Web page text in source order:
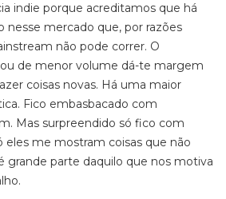
indie porque acreditamos que há
nesse mercado que, por razões
não pode correr. O
de menor volume dá-te margem
coisas novas. Há uma maior
Fico embasbacado com
Mas surpreendido só fico com
eles me mostram coisas que não
grande parte daquilo que nos motiva